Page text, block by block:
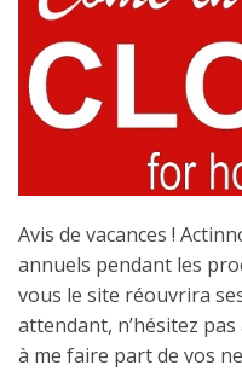
Avis de vacances !
annuels pendant les
vous le site réouvrira
attendant, n’hésitez
à me faire part de vos